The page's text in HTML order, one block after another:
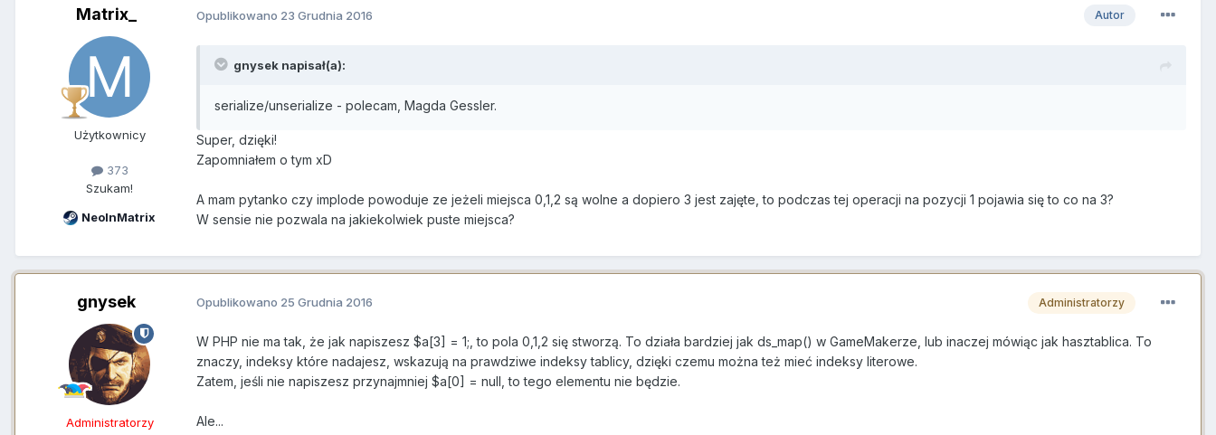
Matrix_
Użytkownicy
373
Szukam!
NeoInMatrix
Autor
Opublikowano 23 Grudnia 2016
gnysek napisał(a):
serialize/unserialize - polecam, Magda Gessler.
Super, dzięki!
Zapomniałem o tym xD
A mam pytanko czy implode powoduje ze jeżeli miejsca 0,1,2 są wolne a dopiero 3 jest zajęte, to podczas tej operacji na pozycji 1 pojawia się to co na 3?
W sensie nie pozwala na jakiekolwiek puste miejsca?
gnysek
Administratorzy
Administratorzy
Opublikowano 25 Grudnia 2016
W PHP nie ma tak, że jak napiszesz $a[3] = 1;, to pola 0,1,2 się stworzą. To działa bardziej jak ds_map() w GameMakerze, lub inaczej mówiąc jak hasztablica. To
znaczy, indeksy które nadajesz, wskazują na prawdziwe indeksy tablicy, dzięki czemu można też mieć indeksy literowe.
Zatem, jeśli nie napiszesz przynajmniej $a[0] = null, to tego elementu nie będzie.
Ale...